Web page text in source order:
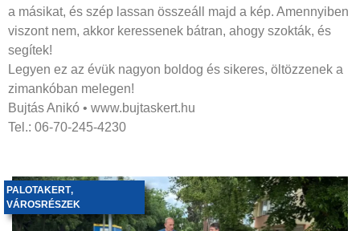
a másikat, és szép lassan összeáll majd a kép. Amennyiben
viszont nem, akkor keressenek bátran, ahogy szokták, és
segítek!
Legyen ez az évük nagyon boldog és sikeres, öltözzenek a
zimankóban melegen!
Bujtás Anikó • www.bujtaskert.hu
Tel.: 06-70-245-4230
PALOTAKERT,
VÁROSRÉSZEK